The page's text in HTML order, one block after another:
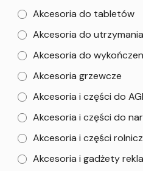
Akcesoria do tabletów
Akcesoria do
Akcesoria do
Akcesoria grzewcze
Akcesoria i części do
Akcesoria i części do
Akcesoria i części
Akcesoria i gadżety